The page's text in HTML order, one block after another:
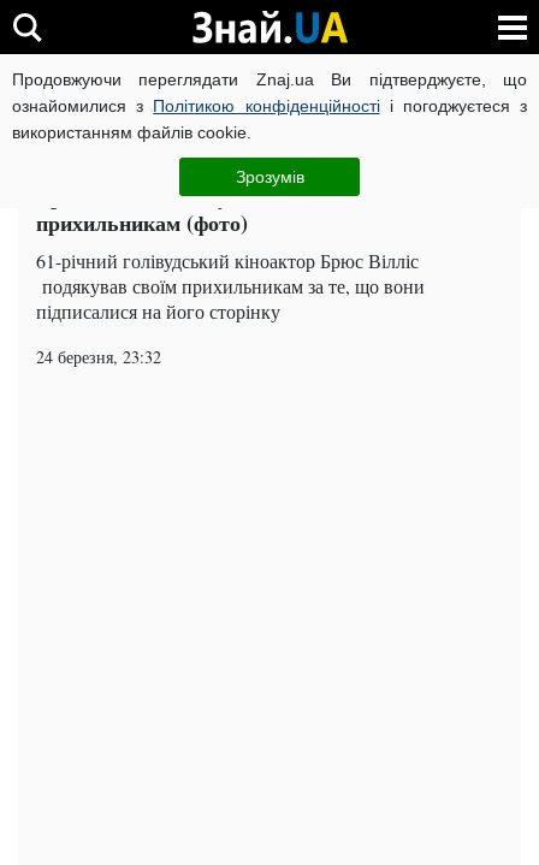
Продовжуючи переглядати Znaj.ua Ви підтверджуєте, що
ознайомилися з Політикою конфіденційностіі погоджуєтеся з
використанням файлів cookie.
Зрозумів
ВІЙНА РОСІЇ ПРОТИ УКРАЇНИ КОРОНАВІРУС В УКРАЇНІ
Шоу-бізнес ЧИТАТЬ НА РУССКОМ
Брюс Вілліс подякував допитливим
прихильникам (фото)
61-річний голівудський кіноактор Брюс Вілліс
подякував своїм прихильникам за те, що вони
підписалися на його сторінку
24 березня, 23:32